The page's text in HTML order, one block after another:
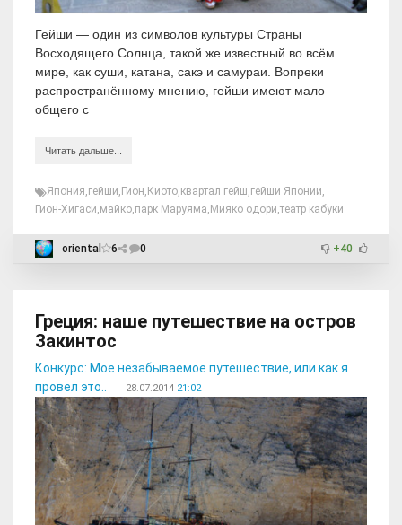
Гейши — один из символов культуры Страны
Восходящего Солнца, такой же известный во всём
мире, как суши, катана, сакэ и самураи. Вопреки
распространённому мнению, гейши имеют мало
общего с
Читать дальше...
Япония гейши Гион Киото квартал гейш гейши Японии
Гион-Хигаси майко парк Маруяма Мияко одори театр кабуки
oriental 6 0 +40
Греция: наше путешествие на остров
Закинтос
Конкурс: Мое незабываемое путешествие, или как я
провел это..
28.07.2014 21:02